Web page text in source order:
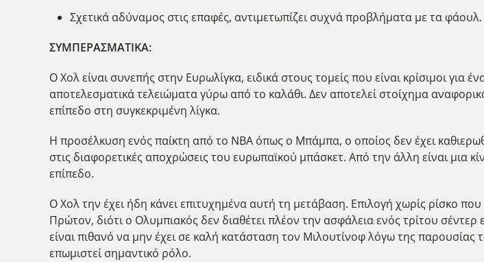
Σχετικά αδύναμος στις επαφές, αντιμετωπίζει συχνά προβλήματα με τα φάουλ.
ΣΥΜΠΕΡΑΣΜΑΤΙΚΑ:
Ο Χολ είναι συνεπής στην Ευρωλίγκα, ειδικά στους τομείς που είναι κρίσιμοι
αποτελεσματικά τελειώματα γύρω από το καλάθι. Δεν αποτελεί στοίχημα
επίπεδο στη συγκεκριμένη λίγκα.
H προσέλκυση ενός παίκτη από το NBA όπως ο Μπάμπα, ο οποίος δεν έχει
στις διαφορετικές αποχρώσεις του ευρωπαϊκού μπάσκετ. Από την άλλη είναι μια
επίπεδο.
Ο Χολ την έχει ήδη κάνει επιτυχημένα αυτή τη μετάβαση. Επιλογή χωρίς ρίσκο
Πρώτον, διότι ο Ολυμπιακός δεν διαθέτει πλέον την ασφάλεια ενός τρίτου
είναι πιθανό να μην έχει σε καλή κατάσταση τον Μιλουτίνοφ λόγω της
επωμιστεί σημαντικό ρόλο.